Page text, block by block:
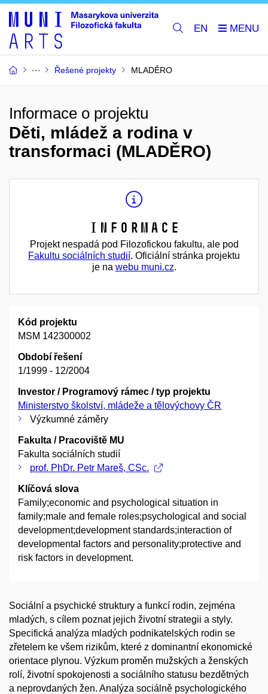
EN
Řešené projekty MLADĚRO
Informace o projektu
Děti, mládež a rodina v
transformaci (MLADĚRO)
Informace
Projekt nespadá pod Filozofickou fakultu, ale pod
Fakultu sociálních studií. Oficiální stránka projektu
je na webu muni.cz.
Kód projektu
MSM 142300002
Období řešení
1/1999 - 12/2004
Investor / Programový rámec / typ projektu
Ministerstvo školství, mládeže a tělovýchovy ČR
Výzkumné záměry
Fakulta / Pracoviště MU
Fakulta sociálních studií
prof. PhDr. Petr Mareš, CSc.
Klíčová slova
Family;economic and psychological situation in
family;male and female roles;psychological and social
development;development standards;interaction of
developmental factors and personality;protective and
risk factors in development.
Sociální a psychické struktury a funkcí rodin, zejména
mladých, s cílem poznat jejich životní strategii a styly.
Specifická analýza mladých podnikatelských rodin se
zřetelem ke všem rizikům, které z dominantní ekonomické
orientace plynou. Výzkum proměn mužských a ženských
rolí, životní spokojenosti a sociálního statusu bezdětných
a neprovdaných žen. Analýza sociálně psychologického